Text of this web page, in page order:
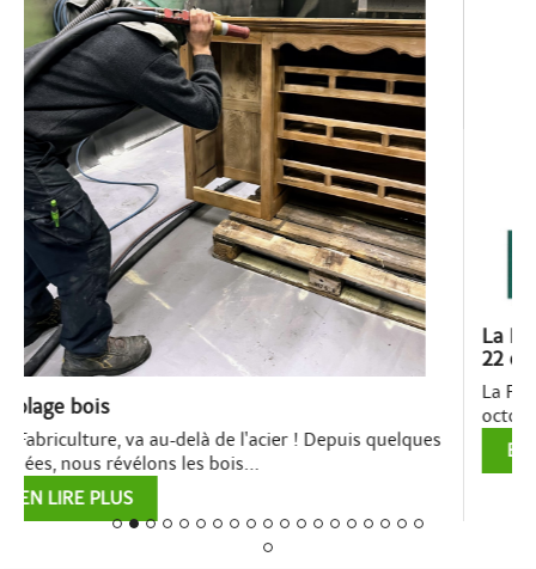
La Fabriculture sera à Arbre Expo ce dimanche
22 octobre !
La Fabriculture sera à Arbre Expo ce dimanche 22
octobre à Baraqueville, on vous...
EN LIRE PLUS